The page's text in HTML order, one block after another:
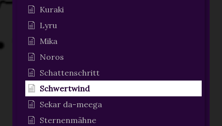
Kuraki
Lyru
Mika
Noros
Schattenschritt
Schwertwind
Sekar da-meega
Sternenmähne